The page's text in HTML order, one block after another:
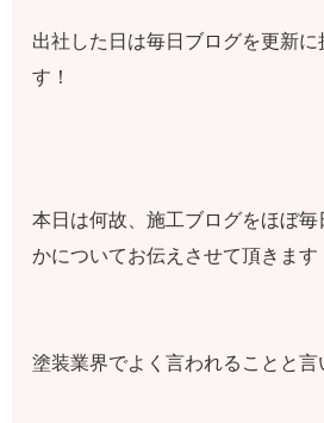
出社した日は毎日ブログを更新に
す！
本日は何故、施工ブログをほぼ
かについてお伝えさせて頂きます
塗装業界でよく言われることと言